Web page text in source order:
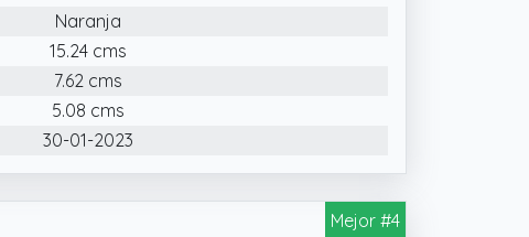
Naranja
15.24 cms
7.62 cms
5.08 cms
30-01-2023
Mejor #4